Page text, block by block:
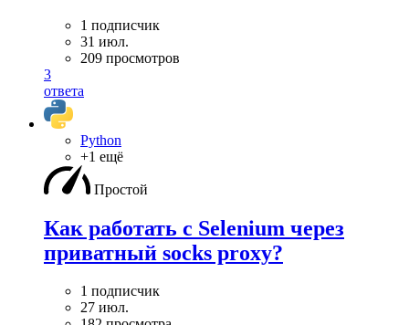
1 подписчик
31 июл.
209 просмотров
3
ответа
Python
+1 ещё
Простой
Как работать с Selenium через
приватный socks proxy?
1 подписчик
27 июл.